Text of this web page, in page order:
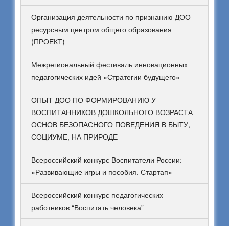
Организация деятельности по признанию ДОО
ресурсным центром общего образования
(ПРОЕКТ)
Межрегиональный фестиваль инновационных
педагогических идей «Стратегии будущего»
ОПЫТ ДОО ПО ФОРМИРОВАНИЮ У
ВОСПИТАННИКОВ ДОШКОЛЬНОГО ВОЗРАСТА
ОСНОВ БЕЗОПАСНОГО ПОВЕДЕНИЯ В БЫТУ,
СОЦИУМЕ, НА ПРИРОДЕ
Всероссийский конкурс Воспитатели России:
«Развивающие игры и пособия. Стартап»
Всероссийский конкурс педагогических
работников “Воспитать человека”